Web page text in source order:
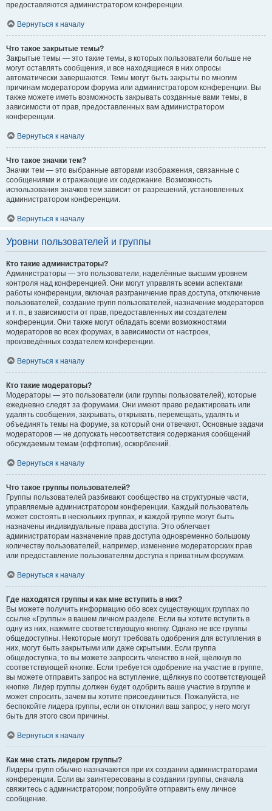
предоставляются администратором конференции.
Вернуться к началу
Что такое закрытые темы?
Закрытые темы — это такие темы, в которых пользователи больше не
могут оставлять сообщения, и все находящиеся в них опросы
автоматически завершаются. Темы могут быть закрыты по многим
причинам модератором форума или администратором конференции. Вы
также можете иметь возможность закрывать созданные вами темы, в
зависимости от прав, предоставленных вам администратором
конференции.
Вернуться к началу
Что такое значки тем?
Значки тем — это выбранные авторами изображения, связанные с
сообщениями и отражающие их содержание. Возможность
использования значков тем зависит от разрешений, установленных
администратором конференции.
Вернуться к началу
Уровни пользователей и группы
Кто такие администраторы?
Администраторы — это пользователи, наделённые высшим уровнем
контроля над конференцией. Они могут управлять всеми аспектами
работы конференции, включая разграничение прав доступа, отключение
пользователей, создание групп пользователей, назначение модераторов
и т. п., в зависимости от прав, предоставленных им создателем
конференции. Они также могут обладать всеми возможностями
модераторов во всех форумах, в зависимости от настроек,
произведённых создателем конференции.
Вернуться к началу
Кто такие модераторы?
Модераторы — это пользователи (или группы пользователей), которые
ежедневно следят за форумами. Они имеют право редактировать или
удалять сообщения, закрывать, открывать, перемещать, удалять и
объединять темы на форуме, за который они отвечают. Основные задачи
модераторов — не допускать несоответствия содержания сообщений
обсуждаемым темам (оффтопик), оскорблений.
Вернуться к началу
Что такое группы пользователей?
Группы пользователей разбивают сообщество на структурные части,
управляемые администратором конференции. Каждый пользователь
может состоять в нескольких группах, и каждой группе могут быть
назначены индивидуальные права доступа. Это облегчает
администраторам назначение прав доступа одновременно большому
количеству пользователей, например, изменение модераторских прав
или предоставление пользователям доступа к приватным форумам.
Вернуться к началу
Где находятся группы и как мне вступить в них?
Вы можете получить информацию обо всех существующих группах по
ссылке «Группы» в вашем личном разделе. Если вы хотите вступить в
одну из них, нажмите соответствующую кнопку. Однако не все группы
общедоступны. Некоторые могут требовать одобрения для вступления в
них, могут быть закрытыми или даже скрытыми. Если группа
общедоступна, то вы можете запросить членство в ней, щёлкнув по
соответствующей кнопке. Если требуется одобрение на участие в группе,
вы можете отправить запрос на вступление, щёлкнув по соответствующей
кнопке. Лидер группы должен будет одобрить ваше участие в группе и
может спросить, зачем вы хотите присоединиться. Пожалуйста, не
беспокойте лидера группы, если он отклонил ваш запрос; у него могут
быть для этого свои причины.
Вернуться к началу
Как мне стать лидером группы?
Лидеры групп обычно назначаются при их создании администраторами
конференции. Если вы заинтересованы в создании группы, сначала
свяжитесь с администратором; попробуйте отправить ему личное
сообщение.